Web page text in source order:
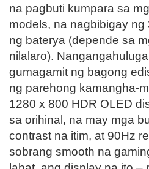
na pagbuti kumpara sa
models, na nagbibigay
ng baterya (depende sa
nilalaro).
gumagamit ng bagong
ng parehong kamangha-
1280 x 800 HDR OLED
sa orihinal, na may mga
contrast na itim, at 90Hz
sobrang smooth na